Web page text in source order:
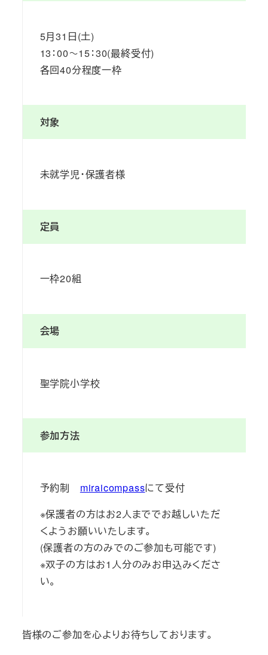
5月31日(土)
13：00～15：30(最終受付)
各回40分程度一枠
対象
未就学児・保護者様
定員
一枠20組
会場
聖学院小学校
参加方法
予約制 miraicompassにて受付
※保護者の方はお2人まででお越しいただ
くようお願いいたします。
(保護者の方のみでのご参加も可能です)
※双子の方はお1人分のみお申込みくださ
い。
皆様のご参加を心よりお待ちしております。